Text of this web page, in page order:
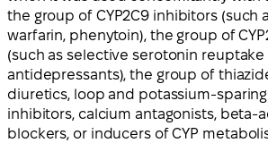
the group of CYP2C9 inhibitors (such
warfarin, phenytoin), the group of
(such as selective serotonin
antidepressants), the group of
diuretics, loop and potassium-sparing
inhibitors, calcium antagonists, beta-
blockers, or inducers of CYP